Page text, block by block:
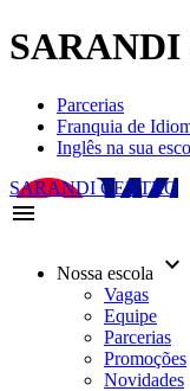
Parcerias
Franquia de
Inglês na sua
SARANDI CENTRO
menu
Nossa escola keyboard_arrow_down
Vagas
Equipe
Parcerias
Promoções
Novidades